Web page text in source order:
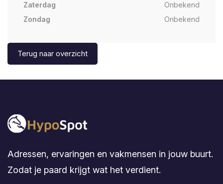
Zaterdag
Onbekend
Zondag
Onbekend
Terug naar overzicht
Adressen, ervaringen en vakmensen in jouw buurt.
Zodat je paard krijgt wat het verdient.